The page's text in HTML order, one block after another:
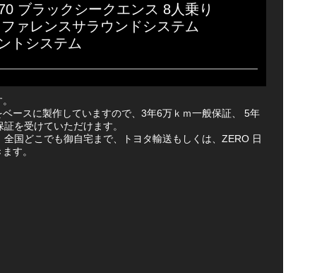
ブラックシークエンス 8人乗り
ァレンスサラウンドシステム
トシステム
ースに製作していますので、3年6万ｋｍ一般保証、 5年
を受けていただけます。
国どこでも御自宅まで、トヨタ輸送もしくは、ZERO 日
す。